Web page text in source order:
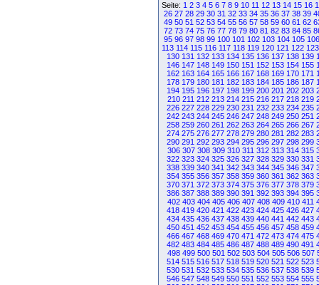
Seite: 1 2 3 4 5 6 7 8 9 10 11 12 13 14 15 16
26 27 28 29 30 31 32 33 34 35 36 37 38 39
49 50 51 52 53 54 55 56 57 58 59 60 61 62
72 73 74 75 76 77 78 79 80 81 82 83 84 85
95 96 97 98 99 100 101 102 103 104 105 106
113 114 115 116 117 118 119 120 121 122 123
130 131 132 133 134 135 136 137 138 139
146 147 148 149 150 151 152 153 154 155
162 163 164 165 166 167 168 169 170 171
178 179 180 181 182 183 184 185 186 187
194 195 196 197 198 199 200 201 202 203
210 211 212 213 214 215 216 217 218 219
226 227 228 229 230 231 232 233 234 235
242 243 244 245 246 247 248 249 250 251
258 259 260 261 262 263 264 265 266 267
274 275 276 277 278 279 280 281 282 283
290 291 292 293 294 295 296 297 298 299
306 307 308 309 310 311 312 313 314 315
322 323 324 325 326 327 328 329 330 331
338 339 340 341 342 343 344 345 346 347
354 355 356 357 358 359 360 361 362 363
370 371 372 373 374 375 376 377 378 379
386 387 388 389 390 391 392 393 394 395
402 403 404 405 406 407 408 409 410 411
418 419 420 421 422 423 424 425 426 427
434 435 436 437 438 439 440 441 442 443
450 451 452 453 454 455 456 457 458 459
466 467 468 469 470 471 472 473 474 475
482 483 484 485 486 487 488 489 490 491
498 499 500 501 502 503 504 505 506 507
514 515 516 517 518 519 520 521 522 523
530 531 532 533 534 535 536 537 538 539
546 547 548 549 550 551 552 553 554 555